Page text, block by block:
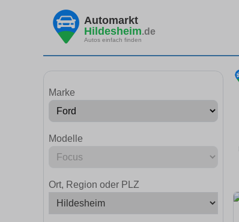
Automarkt
Hildesheim.de
Autos einfach finden
Marke
Modelle
Ort, Region oder PLZ